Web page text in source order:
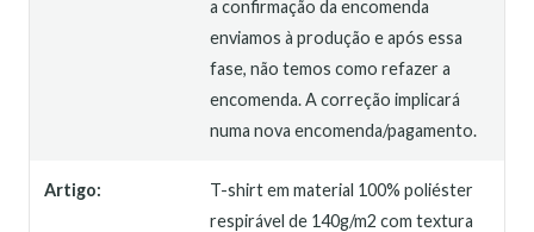
a confirmação da encomenda
enviamos à produção e após essa
fase, não temos como refazer a
encomenda. A correção implicará
numa nova encomenda/pagamento.
Artigo:
T-shirt em material 100% poliéster
respirável de 140g/m2 com textura